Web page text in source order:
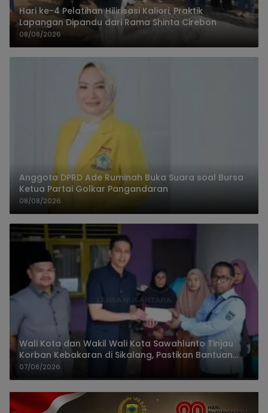
Hari ke-4 Pelatihan Hilirisasi Kaliori, Praktik
Lapangan Dipandu dari Rama Shinta Cirebon
08/08/2026
Anggota DPRD Ade Ruminah Buka Suara soal Bursa
Ketua Partai Golkar Pangandaran
08/08/2026
Wali Kota dan Wakil Wali Kota Sawahlunto Tinjau
Korban Kebakaran di Sikalang, Pastikan Bantuan
dan Perkuat Mitigasi Bencana
07/08/2026